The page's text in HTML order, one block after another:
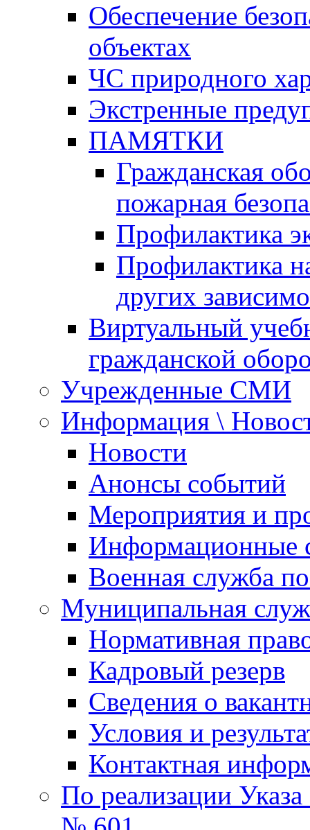
Обеспечение
объектах
ЧС природного
Экстренные
ПАМЯТКИ
Гражданская
пожарная
Профилактика
Профилактика
других
Виртуальный
гражданской
Учрежденные СМИ
Информация \
Новости
Анонсы событий
Мероприятия и
Информационные
Военная служба
Муниципальная
Нормативная
Кадровый резерв
Сведения о
Условия и
Контактная
По реализации